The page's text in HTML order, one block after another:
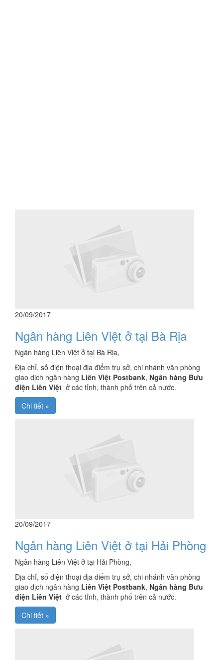
20/09/2017
Ngân hàng Liên Việt ở tại Bà Rịa
Ngân hàng Liên Việt ở tại Bà Rịa,
Địa chỉ, số điện thoại địa điểm trụ sở, chi nhánh văn phòng
giao dịch ngân hàng Liên Việt Postbank, Ngân hàng Bưu
điện Liên Việt ở các tỉnh, thành phố trên cả nước.
Chi tiết »
20/09/2017
Ngân hàng Liên Việt ở tại Hải Phòng
Ngân hàng Liên Việt ở tại Hải Phòng,
Địa chỉ, số điện thoại địa điểm trụ sở, chi nhánh văn phòng
giao dịch ngân hàng Liên Việt Postbank, Ngân hàng Bưu
điện Liên Việt ở các tỉnh, thành phố trên cả nước.
Chi tiết »